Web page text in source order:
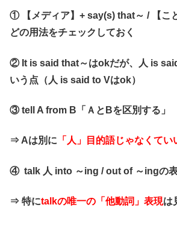
① 【メディア】+ say(s) that～ / 【こ
どの用法をチェックしておく
② It is said that～はokだが、人 is
いう点（人 is said to Vはok）
③ tell A from B「ＡとBを区別する」
⇒ Aは別に 「人」目的語じゃなくてい
④ talk 人 into ～ing / out of ～ingの
⇒ 特にtalkの唯一の「他動詞」表現は